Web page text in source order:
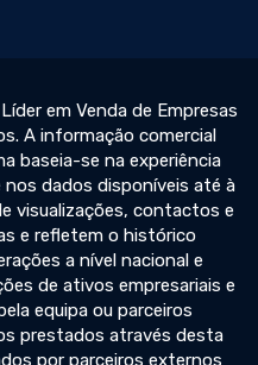
em Venda de Empresas
A informação comercial
baseia-se na experiência
nos dados disponíveis até à
visualizações, contactos e
e refletem o histórico
a nível nacional e
de ativos empresariais e
equipa ou parceiros
prestados através desta
por parceiros externos